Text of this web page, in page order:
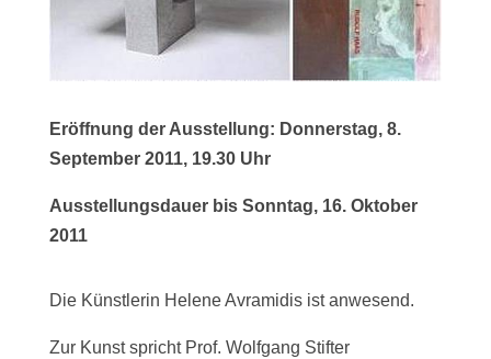
Eröffnung der Ausstellung: Donnerstag, 8.
September 2011, 19.30 Uhr
Ausstellungsdauer bis Sonntag, 16. Oktober
2011
Die Künstlerin Helene Avramidis ist anwesend.
Zur Kunst spricht Prof. Wolfgang Stifter